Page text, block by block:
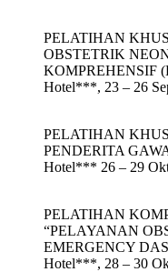
PELATIHAN
OBSTETRIK
KOMPREHENSIF
Hotel***, 23 – 26
PELATIHAN
PENDERITA
Hotel*** 26 – 29
PELATIHAN
“PELAYANAN
EMERGENCY
Hotel***, 28 – 30